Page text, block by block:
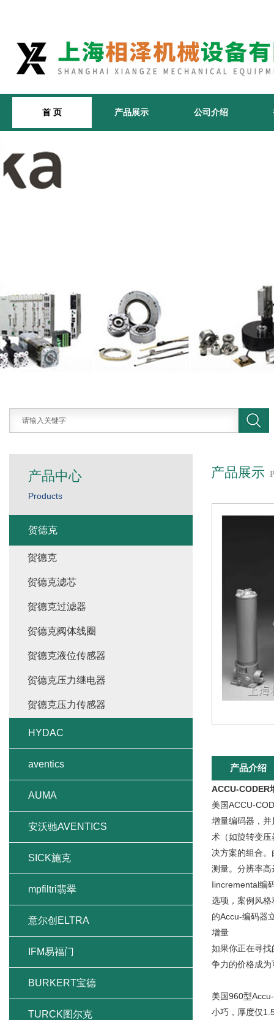
首 页 产品展示 公司介绍
产品展示
产品介绍
ACCU-CODER
美国ACCU-
增量编码器，
术（如旋转变
决方案的组合
测量。分辨率
Iincremental编
选项，案例风
的Accu-编码器
增量
如果你正在寻
争力的价格成
美国960型
小巧，厚度仅
产品中心
Products
贺德克
贺德克
贺德克滤芯
贺德克过滤器
贺德克阀体线圈
贺德克液位传感器
贺德克压力继电器
贺德克压力传感器
HYDAC
aventics
AUMA
安沃驰AVENTICS
SICK施克
mpfiltri翡翠
意尔创ELTRA
IFM易福门
BURKERT宝德
TURCK图尔克